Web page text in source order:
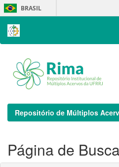
Skip
navigation
BRASIL
Repositório de Múltiplos
Página de Busca